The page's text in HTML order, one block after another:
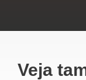
Veja